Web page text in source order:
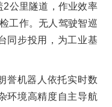
2公里隧道，作业效率
工作。无人驾驶智巡
同步投用，为工业基
誉机器人依托实时数
环境高精度自主导航